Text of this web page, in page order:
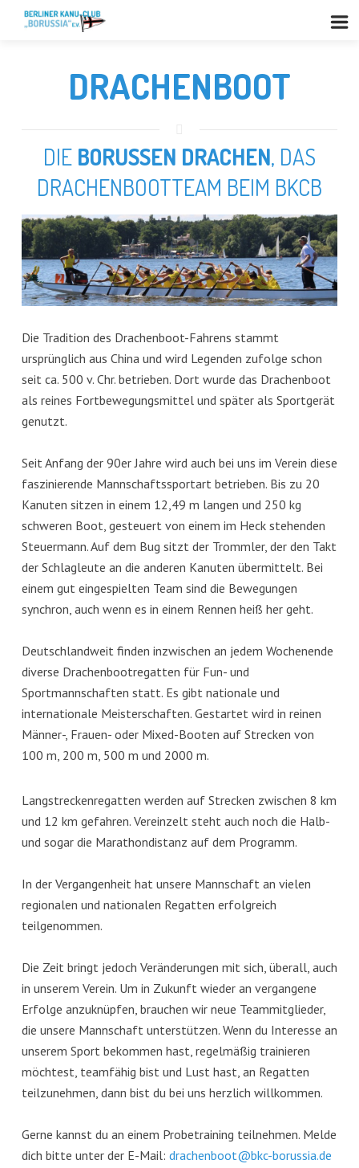
DRACHENBOOT
DIE BORUSSEN DRACHEN, DAS
DRACHENBOOTTEAM BEIM BKCB
Die Tradition des Drachenboot-Fahrens stammt
ursprünglich aus China und wird Legenden zufolge schon
seit ca. 500 v. Chr. betrieben. Dort wurde das Drachenboot
als reines Fortbewegungsmittel und später als Sportgerät
genutzt.
Seit Anfang der 90er Jahre wird auch bei uns im Verein diese
faszinierende Mannschaftssportart betrieben. Bis zu 20
Kanuten sitzen in einem 12,49 m langen und 250 kg
schweren Boot, gesteuert von einem im Heck stehenden
Steuermann. Auf dem Bug sitzt der Trommler, der den Takt
der Schlagleute an die anderen Kanuten übermittelt. Bei
einem gut eingespielten Team sind die Bewegungen
synchron, auch wenn es in einem Rennen heiß her geht.
Deutschlandweit finden inzwischen an jedem Wochenende
diverse Drachenbootregatten für Fun- und
Sportmannschaften statt. Es gibt nationale und
internationale Meisterschaften. Gestartet wird in reinen
Männer-, Frauen- oder Mixed-Booten auf Strecken von
100 m, 200 m, 500 m und 2000 m.
Langstreckenregatten werden auf Strecken zwischen 8 km
und 12 km gefahren. Vereinzelt steht auch noch die Halb-
und sogar die Marathondistanz auf dem Programm.
In der Vergangenheit hat unsere Mannschaft an vielen
regionalen und nationalen Regatten erfolgreich
teilgenommen.
Die Zeit bringt jedoch Veränderungen mit sich, überall, auch
in unserem Verein. Um in Zukunft wieder an vergangene
Erfolge anzuknüpfen, brauchen wir neue Teammitglieder,
die unsere Mannschaft unterstützen. Wenn du Interesse an
unserem Sport bekommen hast, regelmäßig trainieren
möchtest, teamfähig bist und Lust hast, an Regatten
teilzunehmen, dann bist du bei uns herzlich willkommen.
Gerne kannst du an einem Probetraining teilnehmen. Melde
dich bitte unter der E-Mail: drachenboot@bkc-borussia.de